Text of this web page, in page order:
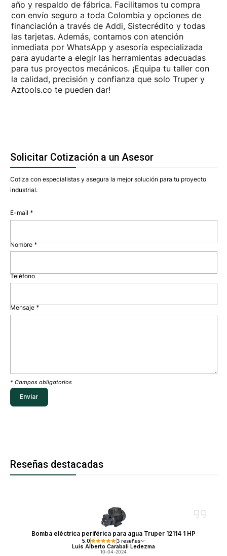
año y respaldo de fábrica. Facilitamos tu compra
con envío seguro a toda Colombia y opciones de
financiación a través de Addi, Sistecrédito y todas
las tarjetas. Además, contamos con atención
inmediata por WhatsApp y asesoría especializada
para ayudarte a elegir las herramientas adecuadas
para tus proyectos mecánicos. ¡Equipa tu taller con
la calidad, precisión y confianza que solo Truper y
Aztools.co te pueden dar!
Solicitar Cotización a un Asesor
Cotiza con especialistas y asegura la mejor solución para tu proyecto
industrial.
E-mail *
Nombre*
Teléfono
Mensaje *
* Campos obligatorios
Reseñas destacadas
Bomba eléctrica periférica para agua Truper 12114 1 HP
5.0 3 reseñas
Luis Alberto Carabali Ledezma
10-04-2024